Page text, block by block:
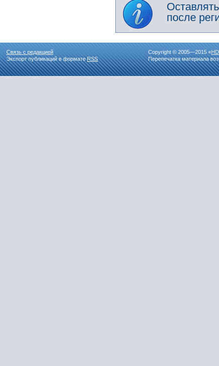
после
Связь с редакцией
Экспорт публикаций в форматеRSS
Copyright © 2005—2015 «
Перепечатка материала